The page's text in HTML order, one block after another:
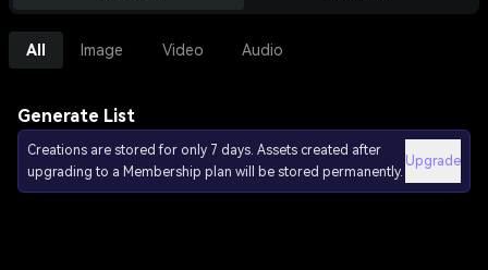
All Image Video Audio
Generate List
Creations are stored for only 7 days. Assets created after
upgrading to a Membership plan will be stored permanently.
Upgrade